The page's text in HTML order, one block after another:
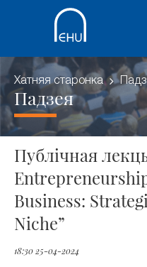
Хатняя старонка
Падзея
Публічная
Business:
Niche”
18:30 25-04-2024